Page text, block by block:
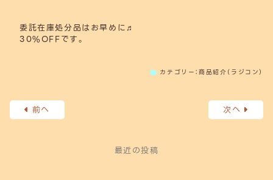
委託在庫処分品はお早めに♬
30%OFFです。
カテゴリー：商品紹介（ラジコン）
前へ 次へ
最近の投稿